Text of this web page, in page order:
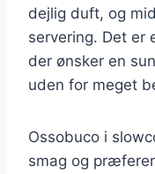
dejlig duft, og
servering. Det er
der ønsker en
uden for meget
Ossobuco i
smag og